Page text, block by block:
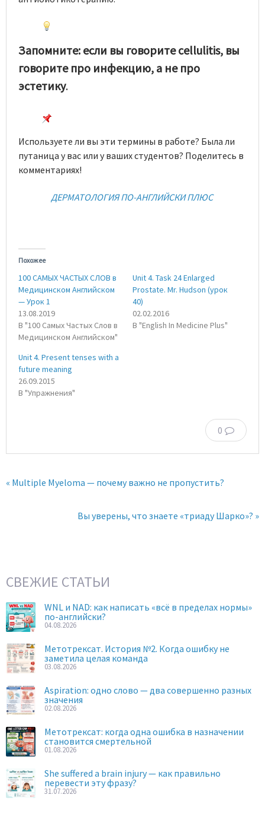
Запомните: если вы говорите cellulitis, вы
говорите про инфекцию, а не про
эстетику.
Используете ли вы эти термины в работе? Была ли
путаница у вас или у ваших студентов? Поделитесь в
комментариях!
ДЕРМАТОЛОГИЯ ПО-АНГЛИЙСКИ ПЛЮС
Похожее
100 САМЫХ ЧАСТЫХ СЛОВ в
Медицинском Английском
— Урок 1
13.08.2019
В "100 Самых Частых Слов в
Медицинском Английском"
Unit 4. Task 24 Enlarged
Prostate. Mr. Hudson (урок
40)
02.02.2016
В "English In Medicine Plus"
Unit 4. Present tenses with a
future meaning
26.09.2015
В "Упражнения"
0
« Multiple Myeloma — почему важно не пропустить?
Вы уверены, что знаете «триаду Шарко»? »
СВЕЖИЕ СТАТЬИ
WNL и NAD: как написать «всё в пределах нормы»
по-английски?
04.08.2026
Метотрексат. История №2. Когда ошибку не
заметила целая команда
03.08.2026
Aspiration: одно слово — два совершенно разных
значения
02.08.2026
Метотрексат: когда одна ошибка в назначении
становится смертельной
01.08.2026
She suffered a brain injury — как правильно
перевести эту фразу?
31.07.2026